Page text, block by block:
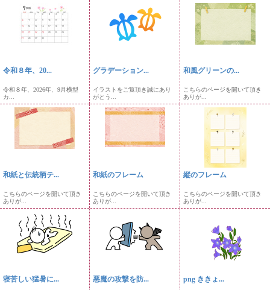
令和８年、20...
令和８年、2026年、9月横型
カ...
グラデーション...
イラストをご覧頂き誠にあり
がとう...
和風グリーンの...
こちらのページを開いて頂き
ありが...
和紙と伝統柄テ...
こちらのページを開いて頂き
ありが...
和紙のフレーム
こちらのページを開いて頂き
ありが...
縦のフレーム
こちらのページを開いて頂き
ありが...
寝苦しい猛暑に... 悪魔の攻撃を防... png ききょ...